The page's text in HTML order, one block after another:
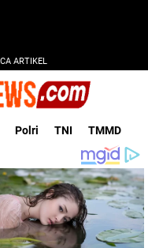
ARTIKEL
Polri TNI TMMD